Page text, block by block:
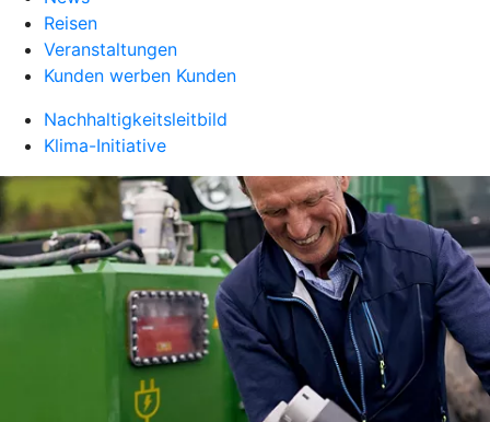
Reisen
Veranstaltungen
Kunden werben Kunden
Nachhaltigkeitsleitbild
Klima-Initiative